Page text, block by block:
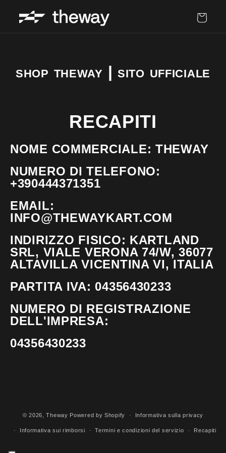
Carrello
shop theway | sito ufficiale
RECAPITI
NOME COMMERCIALE: THEWAY
NUMERO DI TELEFONO:
+390444371351
EMAIL:
INFO@THEWAYKART.COM
INDIRIZZO FISICO: KARTLAND
SRL, VIALE VERONA 74/W, 36077
ALTAVILLA VICENTINA VI, ITALIA
PARTITA IVA: 04356430233
NUMERO DI REGISTRAZIONE
DELL'IMPRESA:
04356430233
© 2026,Theway Powered by Shopify Informativa sulla privacy
Informativa sui rimborsi Termini e condizioni del servizio Recapiti